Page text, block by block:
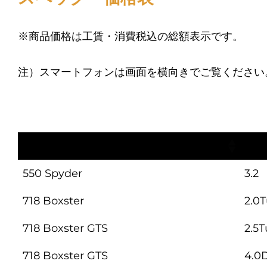
※商品価格は工賃・消費税込の総額表示です。
注）スマートフォンは画面を横向きでご覧ください
550 Spyder 3.2
718 Boxster
718 Boxster GTS
718 Boxster GTS